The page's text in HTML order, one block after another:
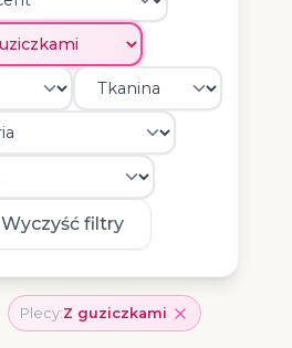
Wyczyść filtry
Plecy:Z guziczkami